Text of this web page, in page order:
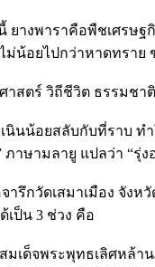
างพาราคือพืชเศร
อยไปกว่าหาดทราย
สตร์ วิถีชีวิต ธรรม
นินน้อยสลับกับที่รา
ษามลายู แปลว่า “รุ่
กวัดเสมาเมือง จัง
เป็น 3 ช่วง คือ
เด็จพระพุทธเลิศห